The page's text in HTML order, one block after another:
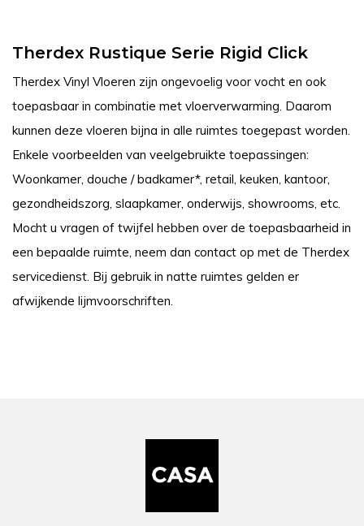
Therdex Rustique Serie Rigid Click
Therdex Vinyl Vloeren zijn ongevoelig voor vocht en ook
toepasbaar in combinatie met vloerverwarming. Daarom
kunnen deze vloeren bijna in alle ruimtes toegepast worden.
Enkele voorbeelden van veelgebruikte toepassingen:
Woonkamer, douche / badkamer*, retail, keuken, kantoor,
gezondheidszorg, slaapkamer, onderwijs, showrooms, etc.
Mocht u vragen of twijfel hebben over de toepasbaarheid in
een bepaalde ruimte, neem dan contact op met de Therdex
servicedienst. Bij gebruik in natte ruimtes gelden er
afwijkende lijmvoorschriften.